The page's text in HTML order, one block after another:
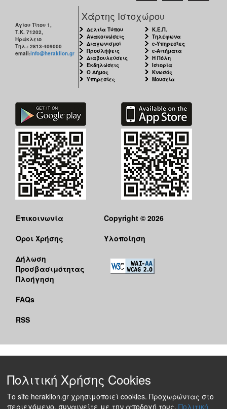
Αγίου Τίτου 1,
Τ.Κ. 71202,
Ηράκλειο
Τηλ.: 2813-409000
email:info@heraklion.gr
Χάρτης Ιστοχώρου
Δελτία Τύπου
Ανακοινώσεις
Διαγωνισμοί
Προσλήψεις
Διαβουλεύσεις
Εκδηλώσεις
Ο Δήμος
Υπηρεσίες
Κ.Ε.Π.
Τηλέφωνα
e-Υπηρεσίες
e-Αιτήματα
Η Πόλη
Ιστορία
Κνωσός
Μουσεία
Επικοινωνία
Όροι Χρήσης
Δήλωση
Προσβασιμότητας
Πλοήγηση
FAQs
RSS
Copyright © 2026
Υλοποίηση
Πολιτική Χρήσης Cookies
Το site heraklion.gr χρησιμοποιεί cookies. Προχωρώντας στο
περιεχόμενο, συναινείτε με την αποδοχή τους. Πολιτική